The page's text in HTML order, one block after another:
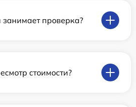
проверка?
стоимости?